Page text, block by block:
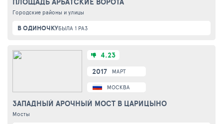
Городские районы и улицы
В ОДИНОЧКУБЫЛА 1 РАЗ
2017 МАРТ
МОСКВА
ЗАПАДНЫЙ АРОЧНЫЙ МОСТ В ЦАРИЦЫНО
Мосты
4.23